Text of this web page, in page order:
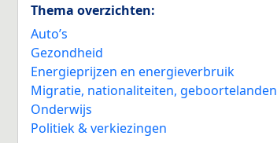
Thema overzichten:
Auto’s
Gezondheid
Energieprijzen en energieverbruik
Migratie, nationaliteiten, geboortelanden
Onderwijs
Politiek & verkiezingen